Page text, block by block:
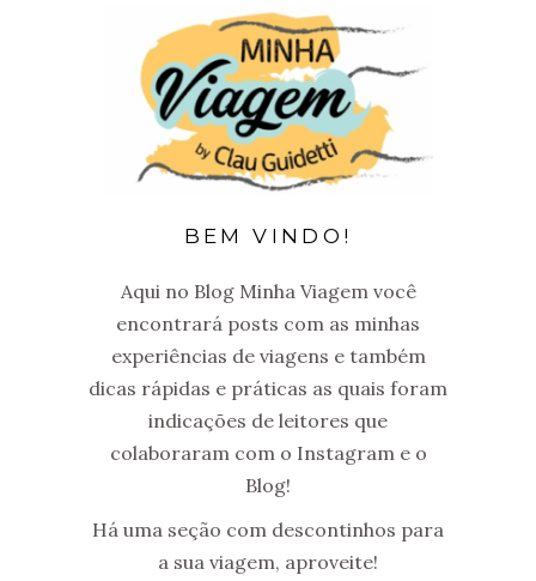
BEM VINDO!
Aqui no Blog Minha Viagem você
encontrará posts com as minhas
experiências de viagens e também
dicas rápidas e práticas as quais foram
indicações de leitores que
colaboraram com o Instagram e o
Blog!
Há uma seção com descontinhos para
a sua viagem, aproveite!